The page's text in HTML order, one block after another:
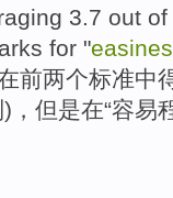
3.7 out of
for "
前两个标准中
， 但是在“容易